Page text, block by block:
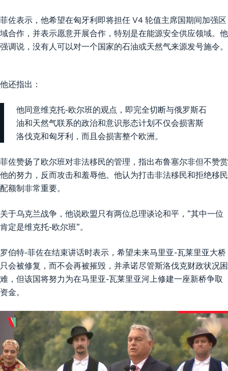
菲佐表示，他希望在匈牙利即将担任 V4 轮值主席国期间加强区
域合作，并表示愿意开展合作，特别是在能源安全供应领域。他
强调说，没有人可以对一个国家的石油或天然气来源发号施令。
他还指出：
他同意维克托-欧尔班的观点，即完全切断与俄罗斯石
油和天然气联系的政治和意识形态计划不仅会损害斯
洛伐克和匈牙利，而且会损害整个欧洲。
菲佐赞扬了欧尔班对非法移民的管理，指出布鲁塞尔非但不赞赏
他的努力，反而攻击和羞辱他。他认为打击非法移民和拒绝移民
配额制非常重要。
关于乌克兰战争，他说欧盟只有两位总理谈论和平，”其中一位
肯定是维克托-欧尔班”。
罗伯特-菲佐在结束讲话时表示，希望未来马里亚-瓦莱里亚大桥
只会被修复，而不会再被摧毁，并承诺尽管斯洛伐克财政状况困
难，但该国将努力为在马里亚-瓦莱里亚河上修建一座新桥争取
资金。